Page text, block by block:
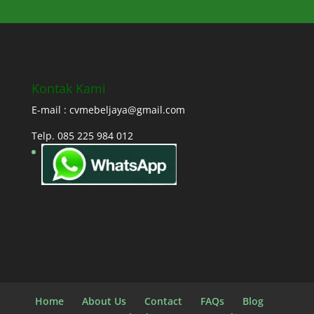
Kontak Kami
E-mail : cvmebeljaya@gmail.com
Telp. 085 225 984 012
Home About Us Contact FAQs
Blog